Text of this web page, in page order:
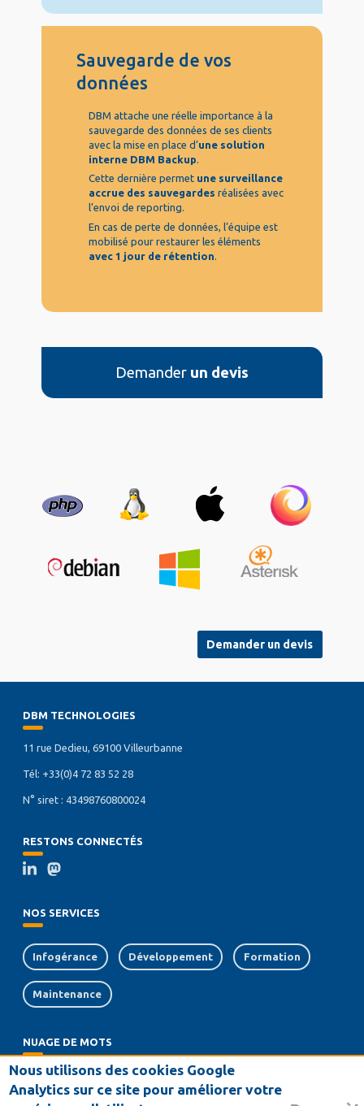
Sauvegarde de vos
données
DBM attache une réelle importance à la
sauvegarde des données de ses clients
avec la mise en place d’une solution
interne DBM Backup.
Cette dernière permet une surveillance
accrue des sauvegardes réalisées avec
l’envoi de reporting.
En cas de perte de données, l’équipe est
mobilisé pour restaurer les éléments
avec 1 jour de rétention
Demander un devis
Demander un devis
DBM TECHNOLOGIES
11 rue Dedieu, 69100 Villeurbanne
Tél: +33(0)4 72 83 52 28
N° siret : 43498760800024
RESTONS CONNECTÉS
NOS SERVICES
Infogérance Développement Formation
Maintenance
NUAGE DE MOTS
support messagerie interface crm
Nous utilisons des cookies Google
Analytics sur ce site pour améliorer votre